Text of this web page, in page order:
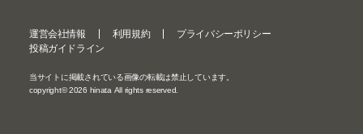
運営会社情報 利用規約
プライバシーポリシー
投稿ガイドライン
当サイトに掲載されている画像の転載は禁止しています。
copyright©2026 hinata All rights reserved.